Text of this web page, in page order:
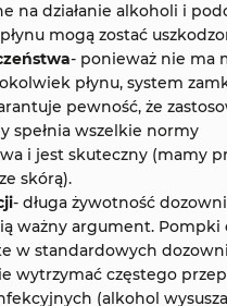
na działanie alkoholi i
mogą zostać
- ponieważ nie ma
płynu, system
pewność, że
spełnia wszelkie normy
i jest skuteczny (mamy
skórą).
- długa żywotność
ważny argument. Pompki
w standardowych
wytrzymać częstego
(alkohol